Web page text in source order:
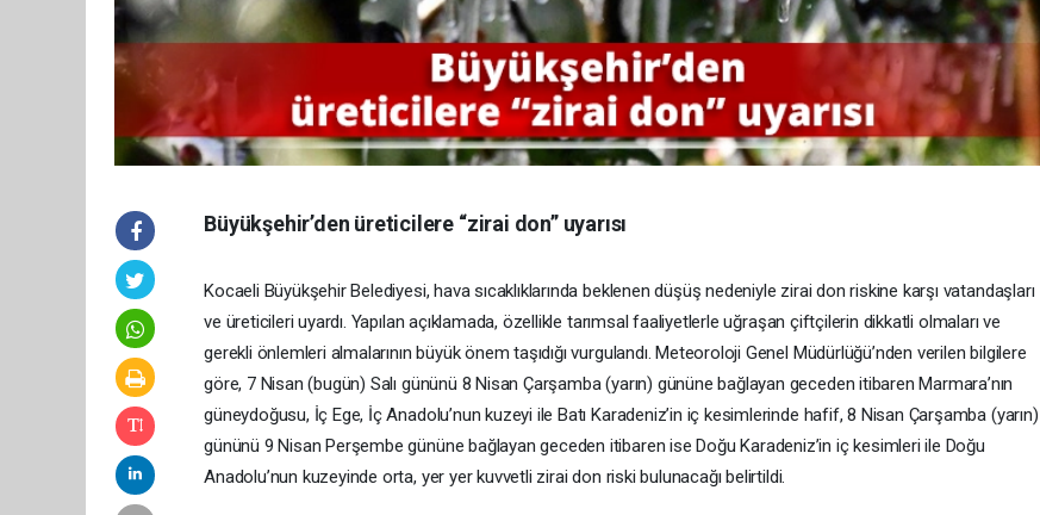
Büyükşehir’den üreticilere “zirai don” uyarısı
Kocaeli Büyükşehir Belediyesi, hava sıcaklıklarında beklenen düşüş nedeniyle zirai don riskine karşı vatandaşları
ve üreticileri uyardı. Yapılan açıklamada, özellikle tarımsal faaliyetlerle uğraşan çiftçilerin dikkatli olmaları ve
gerekli önlemleri almalarının büyük önem taşıdığı vurgulandı. Meteoroloji Genel Müdürlüğü’nden verilen bilgilere
göre, 7 Nisan (bugün) Salı gününü 8 Nisan Çarşamba (yarın) gününe bağlayan geceden itibaren Marmara’nın
güneydoğusu, İç Ege, İç Anadolu’nun kuzeyi ile Batı Karadeniz’in iç kesimlerinde hafif, 8 Nisan Çarşamba (yarın)
gününü 9 Nisan Perşembe gününe bağlayan geceden itibaren ise Doğu Karadeniz’in iç kesimleri ile Doğu
Anadolu’nun kuzeyinde orta, yer yer kuvvetli zirai don riski bulunacağı belirtildi.